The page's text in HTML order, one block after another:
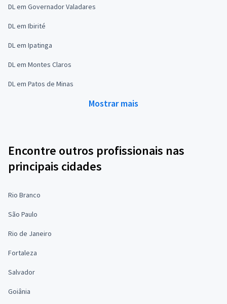
DL em Governador Valadares
DL em Ibirité
DL em Ipatinga
DL em Montes Claros
DL em Patos de Minas
Mostrar mais
Encontre outros profissionais nas
principais cidades
Rio Branco
São Paulo
Rio de Janeiro
Fortaleza
Salvador
Goiânia